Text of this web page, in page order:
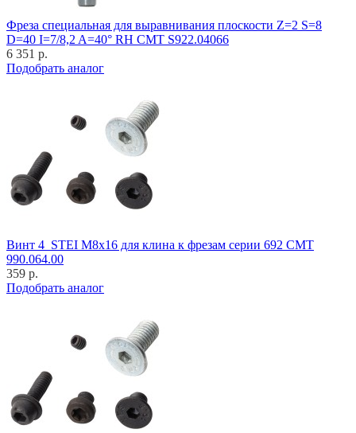
Фреза специальная для выравнивания плоскости Z=2 S=8
D=40 I=7/8,2 A=40° RH CMT S922.04066
6 351 р.
Подобрать аналог
Винт 4_STEI M8x16 для клина к фрезам серии 692 CMT
990.064.00
359 р.
Подобрать аналог